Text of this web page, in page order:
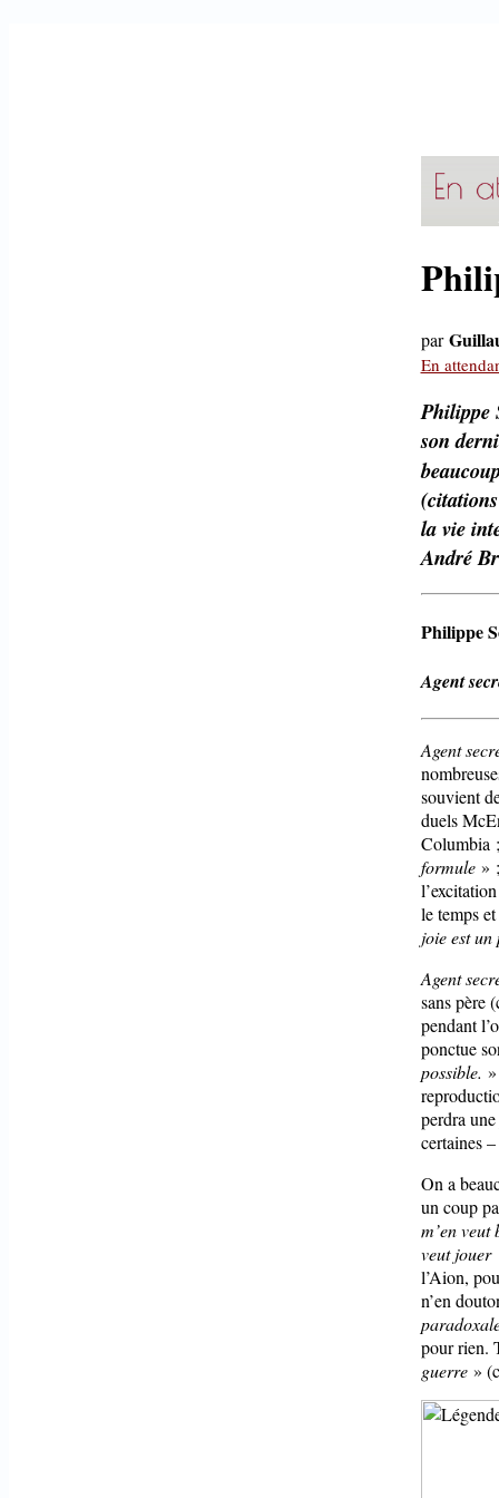
par
En
Philippe
son
la vie
André
Philippe
Agent
Agent
souvient
duels
Columbia
formule» ;
le temps
joie est
Agent
sans père
pendant
ponctue
possible.
perdra
certaines
On a
un coup
m’en
veut
l’Aion,
n’en
pour rien.
guerre»